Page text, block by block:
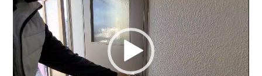
画
レ
ー
ヤ